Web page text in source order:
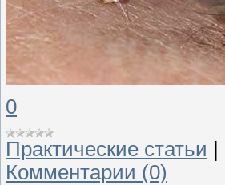
0
Практические статьи
Комментарии (0)